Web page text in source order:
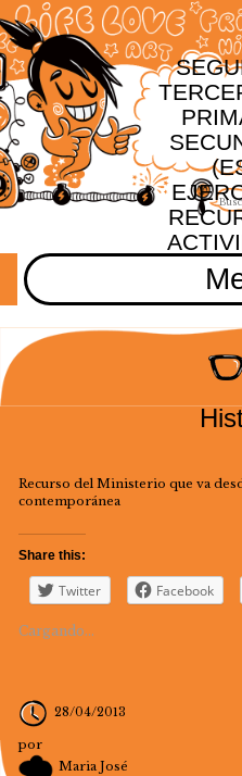
Recurso del Ministerio que va
contemporánea
Share this:
Twitter Facebook
Cargando...
28/04/2013
por
Maria José